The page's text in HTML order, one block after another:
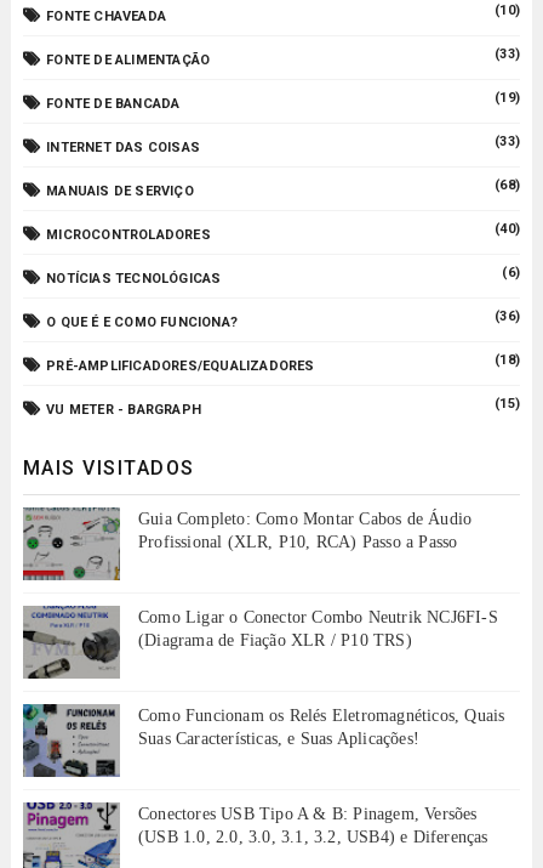
FONTE CHAVEADA (10)
FONTE DE ALIMENTAÇÃO (33)
FONTE DE BANCADA (19)
INTERNET DAS COISAS (33)
MANUAIS DE SERVIÇO (68)
MICROCONTROLADORES (40)
NOTÍCIAS TECNOLÓGICAS (6)
O QUE É E COMO FUNCIONA? (36)
PRÉ-AMPLIFICADORES/EQUALIZADORES (18)
VU METER - BARGRAPH (15)
MAIS VISITADOS
Guia Completo: Como Montar Cabos de Áudio
Profissional (XLR, P10, RCA) Passo a Passo
Como Ligar o Conector Combo Neutrik NCJ6FI-S
(Diagrama de Fiação XLR / P10 TRS)
Como Funcionam os Relés Eletromagnéticos, Quais
Suas Características, e Suas Aplicações!
Conectores USB Tipo A & B: Pinagem, Versões
(USB 1.0, 2.0, 3.0, 3.1, 3.2, USB4) e Diferenças